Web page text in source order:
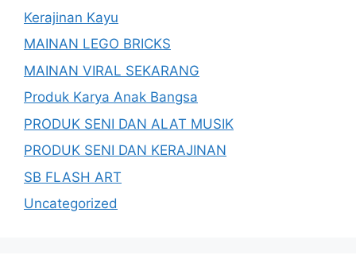
Kerajinan Kayu
MAINAN LEGO BRICKS
MAINAN VIRAL SEKARANG
Produk Karya Anak Bangsa
PRODUK SENI DAN ALAT MUSIK
PRODUK SENI DAN KERAJINAN
SB FLASH ART
Uncategorized